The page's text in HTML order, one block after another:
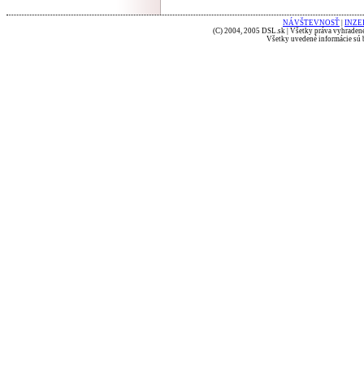
NÁVŠTEVNOSŤ
(C) 2004, 2005 DSL.sk | Všetky práva
Všetky uvedené informácie sú